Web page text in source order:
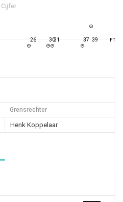
Cijfer
26 3031 37 39 FT
Grensrechter
Henk Koppelaar